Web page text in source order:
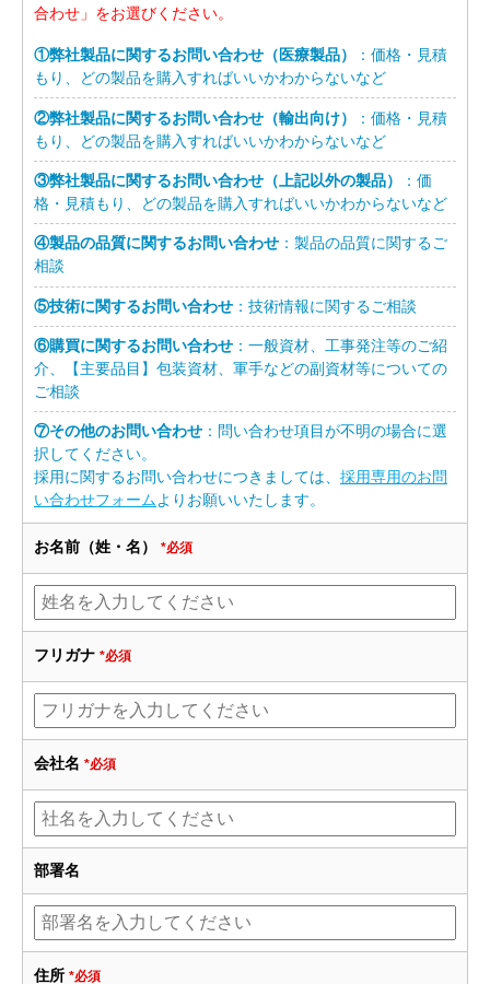
合わせ」をお選びください。
①弊社製品に関するお問い合わせ（医療製品）
：価格・見積
もり、どの製品を購入すればいいかわからないなど
②弊社製品に関するお問い合わせ（輸出向け）
：価格・見積
もり、どの製品を購入すればいいかわからないなど
③弊社製品に関するお問い合わせ（上記以外の製品）
：価
格・見積もり、どの製品を購入すればいいかわからないなど
④製品の品質に関するお問い合わせ ：製品の品質に関するご
相談
⑤技術に関するお問い合わせ ：技術情報に関するご相談
⑥購買に関するお問い合わせ ：一般資材、工事発注等のご紹
介、【主要品目】包装資材、軍手などの副資材等についての
ご相談
⑦その他のお問い合わせ ：問い合わせ項目が不明の場合に選
択してください。
採用に関するお問い合わせにつきましては、 採用専用のお問
い合わせフォームよりお願いいたします。
お名前（姓・名） *必須
フリガナ *必須
会社名 *必須
部署名
住所 *必須